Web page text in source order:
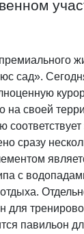
сад».
на своей
сразу
с
для
павильон